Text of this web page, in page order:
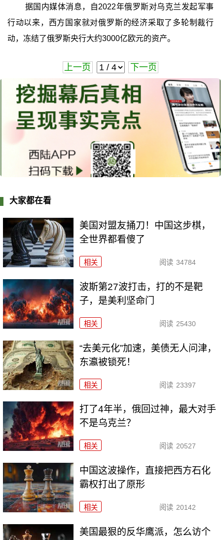
据国内媒体消息，自2022年俄罗斯对乌克兰发起军事
行动以来，西方国家就对俄罗斯的经济采取了多轮制裁行
动，冻结了俄罗斯央行大约3000亿欧元的资产。
上一页 下一页
大家都在看
美国对盟友捅刀！中国这步棋，
全世界都看傻了
相关 阅读 34784
波斯第27波打击，打的不是靶
子，是美利坚命门
相关 阅读 25430
“去美元化”加速，美债无人问津，
东瀛被锁死！
相关 阅读 23397
打了4年半，俄回过神，最大对手
不是乌克兰？
相关 阅读 20527
中国这波操作，直接把西方石化
霸权打出了原形
相关 阅读 20142
美国最狠的反华鹰派，怎么访个